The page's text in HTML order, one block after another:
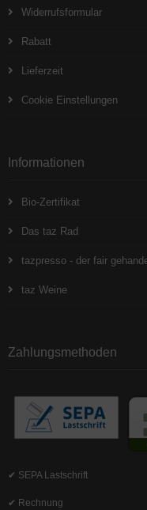
Widerrufsformular
Rabatt
Lieferzeit
Cookie Einstellungen
Informationen
Bio-Zertifikat
Das taz Rad
tazpresso - der fair
taz Weine
Zahlungsmethoden
✔ SEPA Lastschrift
✔ Rechnung